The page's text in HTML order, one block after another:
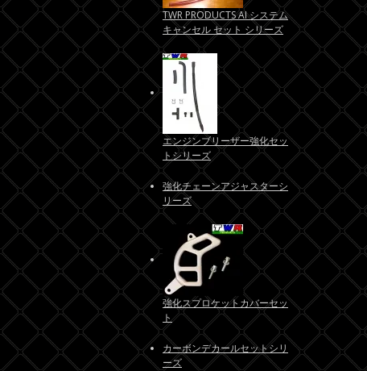
TWR PRODUCTS AI システム
キャンセル セット シリーズ
エンジンブリーザー強化セッ
トシリーズ
強化チェーンアジャスターシ
リーズ
強化スプロケットカバーセッ
ト
カーボンデカールセットシリ
ーズ